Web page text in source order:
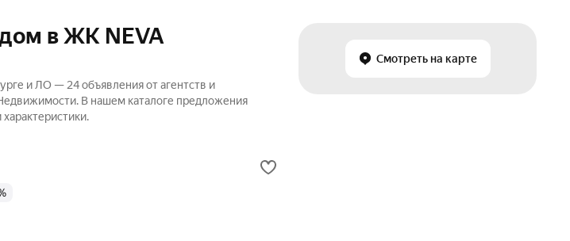
Смотреть на карте
в ЖК NEVA
и ЛО — 24 объявления от агентств и
В нашем каталоге предложения